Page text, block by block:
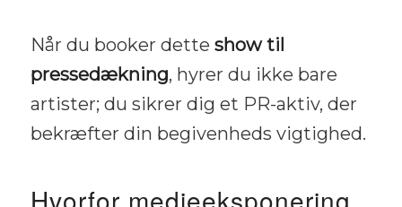
Når du booker dette show til
pressedækning, hyrer du ikke bare
artister; du sikrer dig et PR-aktiv, der
bekræfter din begivenheds vigtighed.
Hvorfor medieeksponering